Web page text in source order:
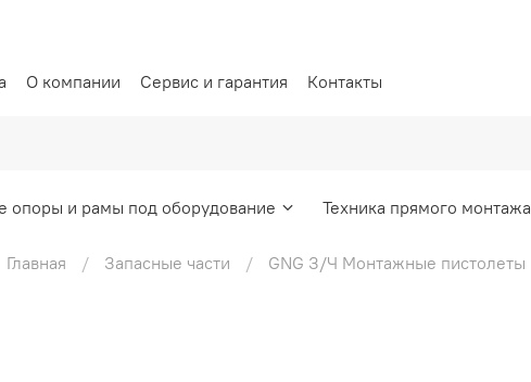
О компании Сервис и гарантия Контакты
опоры и рамы под оборудование Техника прямого монтажа
Главная Запасные части GNG З/Ч Монтажные пистолеты